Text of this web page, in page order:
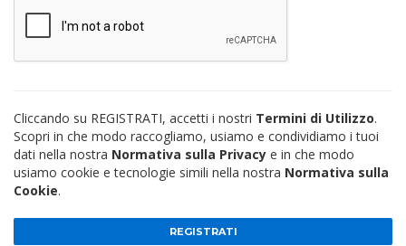
Cliccando su REGISTRATI, accetti i nostri Termini di Utilizzo.
Scopri in che modo raccogliamo, usiamo e condividiamo i tuoi
dati nella nostra Normativa sulla Privacy e in che modo
usiamo cookie e tecnologie simili nella nostra Normativa sulla
Cookie.